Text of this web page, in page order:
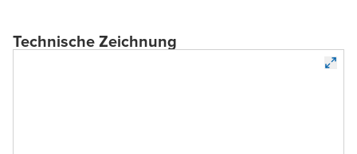
Technische Zeichnung